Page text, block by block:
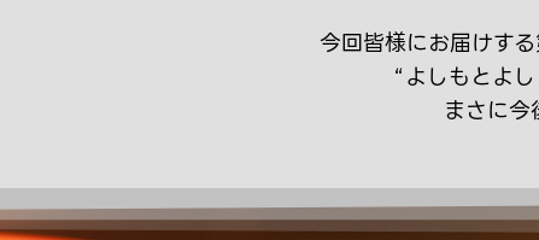
今回皆様にお届けす
“よしもとよ
まさに今